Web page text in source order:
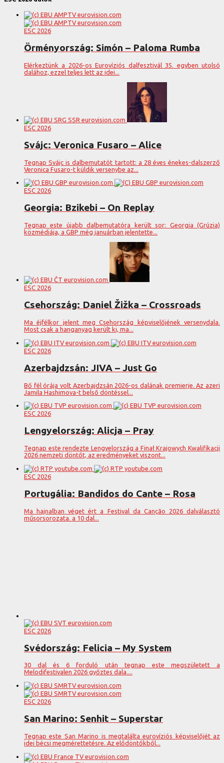
ESC 2026
Örményország: Simón – Paloma Rumba
Elérkeztünk a 2026-os Eurovíziós dalfesztivál 35. egyben utolsó
dalához, ezzel teljes lett az idei...
ESC 2026
Svájc: Veronica Fusaro – Alice
Tegnap Svájc is dalbemutatót tartott: a 28 éves énekes-dalszerző
Veronica Fusaro-t küldik versenybe az...
ESC 2026
Georgia: Bzikebi – On Replay
Tegnap este újabb dalbemutatóra került sor: Georgia (Grúzia)
közmédiája, a GBP még januárban jelentette...
ESC 2026
Csehország: Daniel Žižka – Crossroads
Ma éjfélkor jelent meg Csehország képviselőjének versenydala.
Most csak a hanganyag került ki, ma...
ESC 2026
Azerbajdzsán: JIVA – Just Go
Bő fél órája volt Azerbajdzsán 2026-os dalának premierje. Az azeri
Jamila Hashimova-t belső döntéssel...
ESC 2026
Lengyelország: Alicja – Pray
Tegnap este rendezte Lengyelország a Finał Krajowych Kwalifikacji
2026 nemzeti döntőt, az eredményeket viszont...
ESC 2026
Portugália: Bandidos do Cante – Rosa
Ma hajnalban véget ért a Festival da Canção 2026 dalválasztó
műsorsorozata. a 10 dal...
ESC 2026
Svédország: Felicia – My System
30 dal és 6 forduló után tegnap este megszületett a
Melodifestivalen 2026 győztes dala....
ESC 2026
San Marino: Senhit – Superstar
Tegnap este San Marino is megtalálta eurovíziós képviselőjét az
idei bécsi megmérettetésre. Az elődöntőkből...